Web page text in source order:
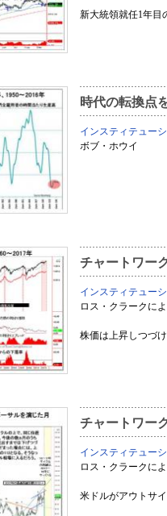
新大統領就任1年目
時代の転換点
インスティテュー
ボブ・ホウイ
チャートワー
インスティテュー
ロス・クラークに
株価は上昇しつづ
チャートワー
インスティテュー
ロス・クラークに
米ドルがアウトサ